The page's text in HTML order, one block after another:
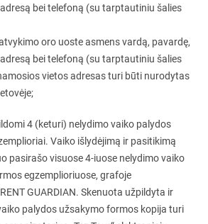
bei telefoną (su tarptautiniu šalies
oro uoste asmens vardą, pavardę,
bei telefoną (su tarptautiniu šalies
vietos adresas turi būti nurodytas
4 (keturi) nelydimo vaiko palydos
Vaiko išlydėjimą ir pasitikimą
pasirašo visuose 4-iuose nelydimo vaiko
egzemplioriuose, grafoje
GUARDIAN. Skenuota užpildyta ir
palydos užsakymo formos kopija turi